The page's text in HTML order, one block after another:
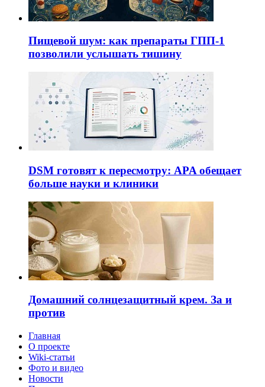
Пищевой шум: как препараты ГПП-1
позволили услышать тишину
DSM готовят к пересмотру: APA обещает
больше науки и клиники
Домашний солнцезащитный крем. За и
против
Главная
О проекте
Wiki-статьи
Фото и видео
Новости